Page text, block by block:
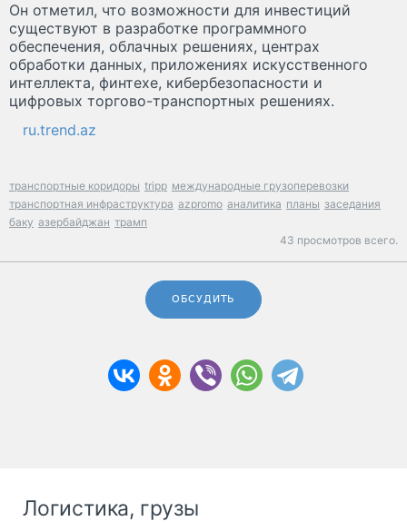
Он отметил, что возможности для инвестиций
существуют в разработке программного
обеспечения, облачных решениях, центрах
обработки данных, приложениях искусственного
интеллекта, финтехе, кибербезопасности и
цифровых торгово-транспортных решениях.
ru.trend.az
транспортные коридоры tripp международные грузоперевозки
транспортная инфраструктура azpromo аналитика планы заседания
баку азербайджан трамп
43 просмотров всего.
ОБСУДИТЬ
Логистика, грузы